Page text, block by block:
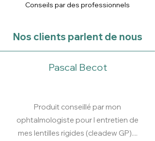
Conseils par des professionnels
Nos clients parlent de nous
Pascal Becot
Produit conseillé par mon
ophtalmologiste pour l entretien de
mes lentilles rigides (cleadew GP)....